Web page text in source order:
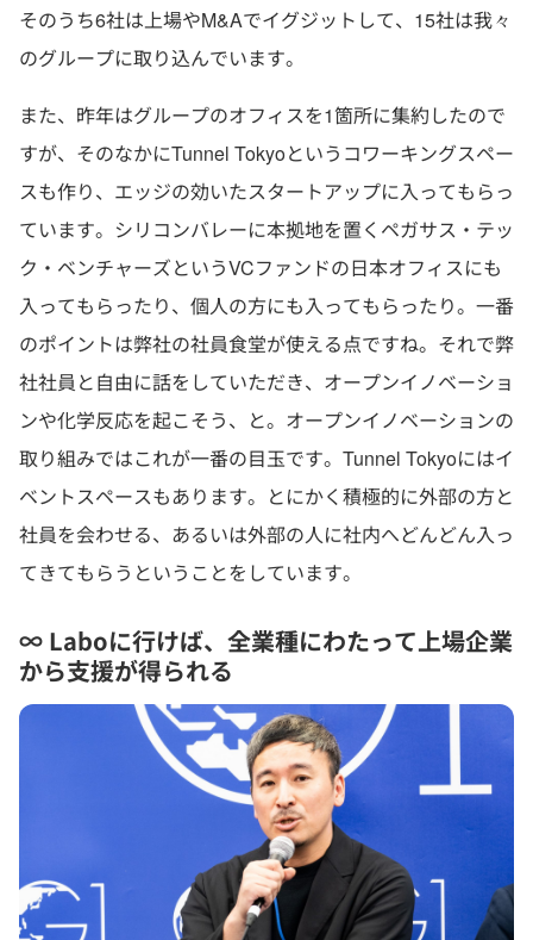
そのうち6社は上場やM&Aでイグジットして、15社は我々
のグループに取り込んでいます。
また、昨年はグループのオフィスを1箇所に集約したので
すが、そのなかにTunnel Tokyoというコワーキングスペー
スも作り、エッジの効いたスタートアップに入ってもらっ
ています。シリコンバレーに本拠地を置くペガサス・テッ
ク・ベンチャーズというVCファンドの日本オフィスにも
入ってもらったり、個人の方にも入ってもらったり。一番
のポイントは弊社の社員食堂が使える点ですね。それで弊
社社員と自由に話をしていただき、オープンイノベーショ
ンや化学反応を起こそう、と。オープンイノベーションの
取り組みではこれが一番の目玉です。Tunnel Tokyoにはイ
ベントスペースもあります。とにかく積極的に外部の方と
社員を会わせる、あるいは外部の人に社内へどんどん入っ
てきてもらうということをしています。
∞ Laboに行けば、全業種にわたって上場企業
から支援が得られる